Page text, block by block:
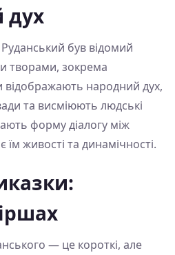
дух
був відомий
творами, зокрема
відображають народний дух,
та висміюють людські
форму діалогу між
живості та динамічності.
— це короткі, але